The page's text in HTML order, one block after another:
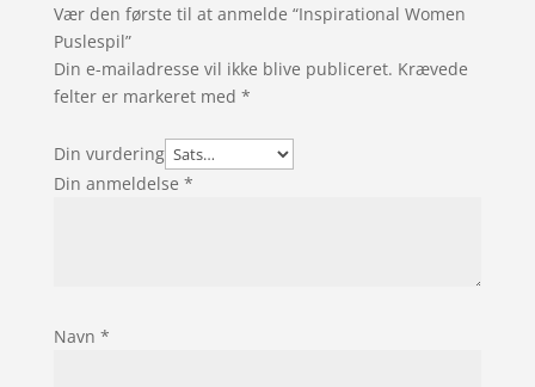
Vær den første til at anmelde “Inspirational Women
Puslespil”
Din e-mailadresse vil ikke blive publiceret. Krævede
felter er markeret med *
Din vurdering
Din anmeldelse *
Navn *